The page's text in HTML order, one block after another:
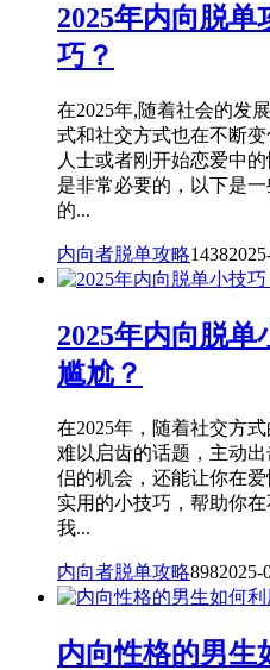
2025年内向脱
巧？
在2025年,随着社会的发
式和社交方式也在不断
人士或者刚开始恋爱中
是非常必要的，以下是
的...
内向者脱单攻略1438
2025年内向脱
尴尬？
在2025年，随着社交方
难以启齿的话题，主动
侣的机会，还能让你在
实用的小技巧，帮助你
我...
内向者脱单攻略8982025-
内向性格的男生